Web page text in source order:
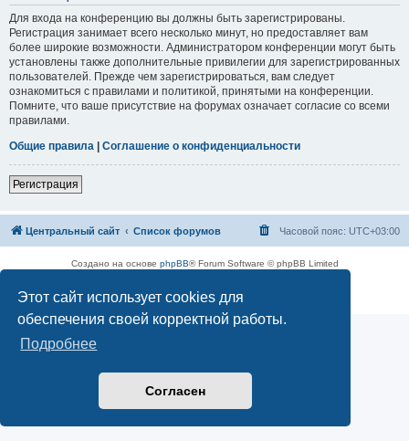
Этот сайт использует cookies для
обеспечения своей корректной работы.
Подробнее
Согласен
Для входа на конференцию вы должны быть зарегистрированы.
Регистрация занимает всего несколько минут, но предоставляет вам
более широкие возможности. Администратором конференции могут быть
установлены также дополнительные привилегии для зарегистрированных
пользователей. Прежде чем зарегистрироваться, вам следует
ознакомиться с правилами и политикой, принятыми на конференции.
Помните, что ваше присутствие на форумах означает согласие со всеми
правилами.
Общие правила | Соглашение о конфиденциальности
Регистрация
Центральный сайт Список форумов Часовой пояс: UTC+03:00
Создано на основе phpBB® Forum Software © phpBB Limited
Конфиденциальность|Правила